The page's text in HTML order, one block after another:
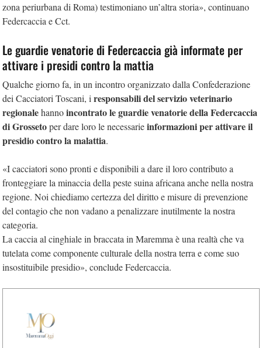
zona periurbana di Roma) testimoniano un’altra storia», continuano
Federcaccia e Cct.
Le guardie venatorie di Federcaccia già informate per
attivare i presidi contro la mattia
Qualche giorno fa, in un incontro organizzato dalla Confederazione
dei Cacciatori Toscani, iresponsabili del servizio veterinario
regionalehannoincontrato le guardie venatorie della Federcaccia
di Grossetoper dare loro le necessarieinformazioni per attivare il
presidio contro la malattia.
«I cacciatori sono pronti e disponibili a dare il loro contributo a
fronteggiare la minaccia della peste suina africana anche nella nostra
regione. Noi chiediamo certezza del diritto e misure di prevenzione
del contagio che non vadano a penalizzare inutilmente la nostra
categoria.
La caccia al cinghiale in braccata in Maremma è una realtà che va
tutelata come componente culturale della nostra terra e come suo
insostituibile presidio», conclude Federcaccia.